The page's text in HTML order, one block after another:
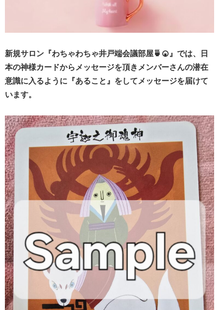
新規サロン『わちゃわちゃ井戸端会議部屋🍵🍘』では、日
本の神様カードからメッセージを頂きメンバーさんの潜在
意識に入るように『あること』をしてメッセージを届けて
います。